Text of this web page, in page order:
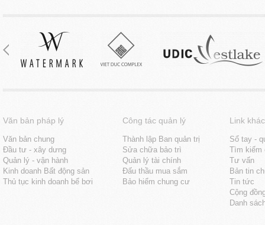
Văn bản pháp lý
Văn bản chung
Đầu tư - xây dưng
Quản lý - vận hành
Kinh doanh Bất động sản
Thủ tục kinh doanh bể bơi
Công tác quản lý
Thành lập Ban quản trị
Sửa chữa bảo trì
Quản lý tài chính
Đấu thầu mua sắm
Bảo hiểm chung cư
Link khác
Sổ tay -
Tìm kiếm
Tư vấn
Bản tin
Tin tức
Cộng
Danh